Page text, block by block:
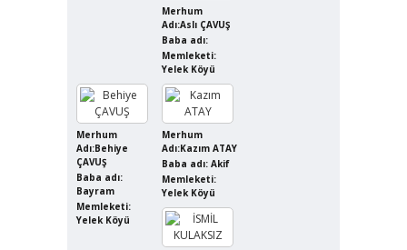
Merhum
Adı:Aslı ÇAVUŞ
Baba adı:
Memleketi:
Yelek Köyü
Merhum
Adı:Behiye
ÇAVUŞ
Baba adı:
Bayram
Memleketi:
Yelek Köyü
Merhum
Adı:Kazım ATAY
Baba adı: Akif
Memleketi:
Yelek Köyü